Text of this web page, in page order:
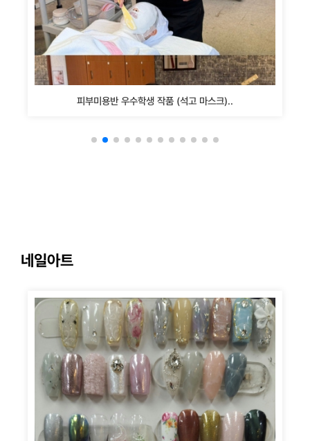
피부미용반 우수학생 작품 (석고 마스크)..
네일아트